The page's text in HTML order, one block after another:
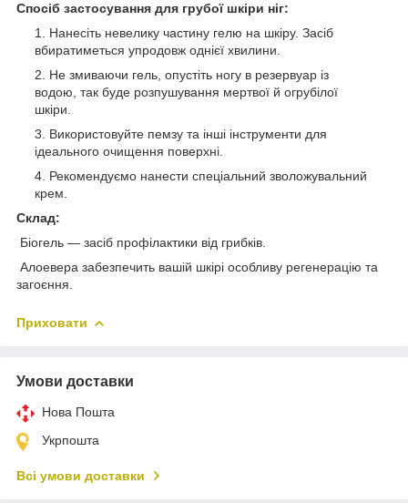
Спосіб застосування для грубої шкіри ніг:
Нанесіть невелику частину гелю на шкіру. Засіб
вбиратиметься упродовж однієї хвилини.
Не змиваючи гель, опустіть ногу в резервуар із
водою, так буде розпушування мертвої й огрубілої
шкіри.
Використовуйте пемзу та інші інструменти для
ідеального очищення поверхні.
Рекомендуємо нанести спеціальний зволожувальний
крем.
Склад:
Біогель — засіб профілактики від грибків.
Алоевера забезпечить вашій шкірі особливу регенерацію та
загоєння.
Приховати
Умови доставки
Нова Пошта
Укрпошта
Всі умови доставки